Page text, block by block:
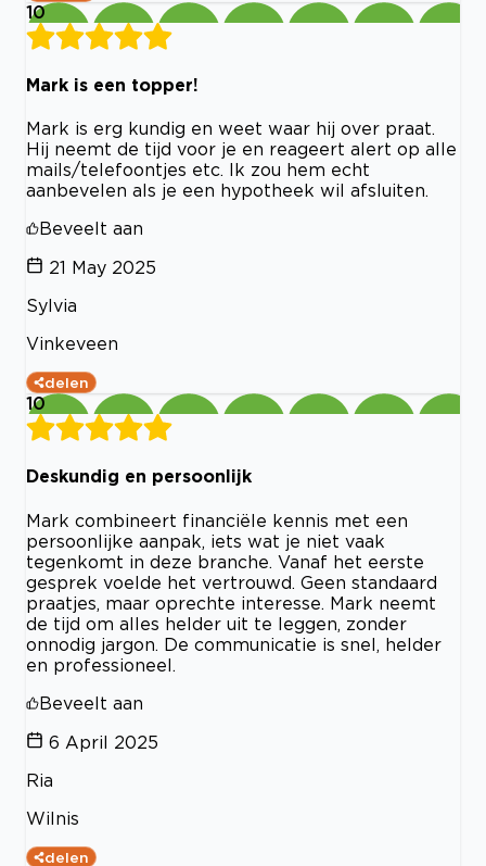
10
Mark is een topper!
Mark is erg kundig en weet waar hij over praat.
Hij neemt de tijd voor je en reageert alert op alle
mails/telefoontjes etc. Ik zou hem echt
aanbevelen als je een hypotheek wil afsluiten.
Beveelt aan
21 May 2025
Sylvia
Vinkeveen
delen
10
Deskundig en persoonlijk
Mark combineert financiële kennis met een
persoonlijke aanpak, iets wat je niet vaak
tegenkomt in deze branche. Vanaf het eerste
gesprek voelde het vertrouwd. Geen standaard
praatjes, maar oprechte interesse. Mark neemt
de tijd om alles helder uit te leggen, zonder
onnodig jargon. De communicatie is snel, helder
en professioneel.
Beveelt aan
6 April 2025
Ria
Wilnis
delen